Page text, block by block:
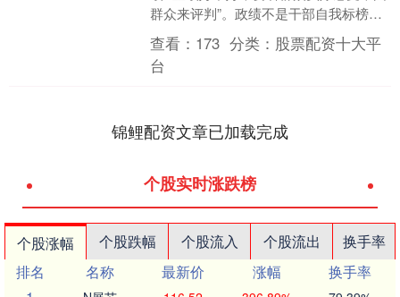
群众来评判”。政绩不是干部自我标榜
的“成绩单”，而是群众实实在在的“获得
感”。广大党员....
查看： 173 分类： 股票配资十大平
台
锦鲤配资文章已加载完成
个股实时涨跌榜
个股涨幅 个股跌幅 个股流入 个股流出
换手率
排名
名称 最新价 涨幅
换手率